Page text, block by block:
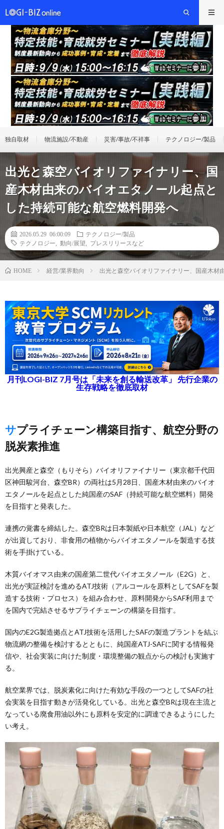
独自取材 物流施設/不動産 災害/事故/不祥事 テクノロジー/製品
出光と森空バイオリファイナリー、国
産木材由来のバイオエタノール起点と
した持続可能な航空燃料開発へ
2026.05.29 06:00:09
テクノロジー/製品
テクノロジー
動向/展望 プレスリリースなど
HOME 経営/業界動向 出光と森空バイオリファイナリー、国産木材
月刊LOGI-BIZ 7月号は「未来を創る輸送改革」 先行企業の
生存戦略を徹底取材
サプライチェーン構築目指す、航空分野の
脱炭素推進
出光興産と森空（もりそら）バイオリファイナリー（東京都千代田
区神田駿河台、森空BR）の両社は5月28日、国産木材由来のバイオ
エタノールを起点とした純国産のSAF（持続可能な航空燃料）開発
を目指すと発表した。
連携の覚書を締結した。森空BRは日本製紙や日本航空（JAL）など
が出資しており、非食用の植物からバイオエタノールを製造する技
術を手掛けている。
木質バイオマス由来の国産第二世代バイオエタノール（E2G）と、
出光が実証検討を進めるATJ技術（アルコールを原料としてSAFを製
造する技術・プロセス）を組み合わせ、原料開発からSAF利用まで
を国内で完結させるサプライチェーンの構築を目指す。
国内のE2G製造拠点とATJ技術を活用したSAFの製造プラントを結ぶ
物流網の整備を検討するとともに、純国産ATJ-SAFに関する情報発
信や、社会実装に向けた制度・環境整備の観点からの検討も実施す
る。
航空業界では、脱炭素化に向けた有効な手段の一つとしてSAFの社
会実装を目指す動きが活発化している。出光と森空BRは現在主流と
なっている廃食用油以外にも原料を安定的に調達できるようにした
い考え。